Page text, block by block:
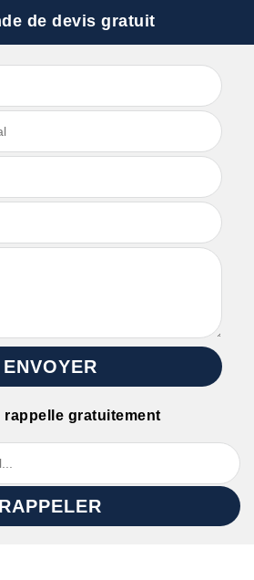
de devis gratuit
rappelle gratuitement